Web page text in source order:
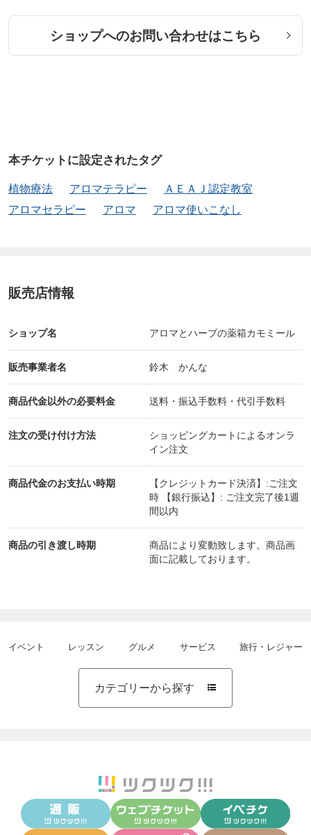
ショップへのお問い合わせはこちら
本チケットに設定されたタグ
植物療法 アロマテラピー
ＡＥＡＪ認定教室
アロマセラピー
アロマ アロマ使いこなし
販売店情報
ショップ名 アロマとハーブの薬箱カモミール
販売事業者名 鈴木 かんな
商品代金以外の必要料金 送料・振込手数料・代引手数料
注文の受け付け方法
ショッピングカートによるオンラ
イン注文
商品代金のお支払い時期
【クレジットカード決済】:ご注文
時 【銀行振込】: ご注文完了後1週
間以内
商品の引き渡し時期
商品により変動致します。商品画
面に記載しております。
イベント レッスン グルメ サービス 旅行・レジャー
カテゴリーから探す 